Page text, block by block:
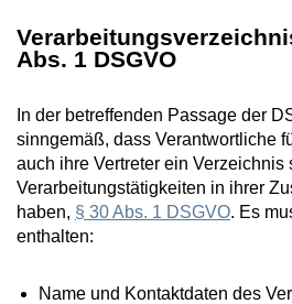
Abs. 1 DSGVO
In der betreffenden Passage der
sinngemäß, dass Verantwortliche
auch ihre Vertreter ein Verzeichnis
Verarbeitungstätigkeiten in ihrer
haben, § 30 Abs. 1 DSGVO. Es
enthalten:
Name und Kontaktdaten des